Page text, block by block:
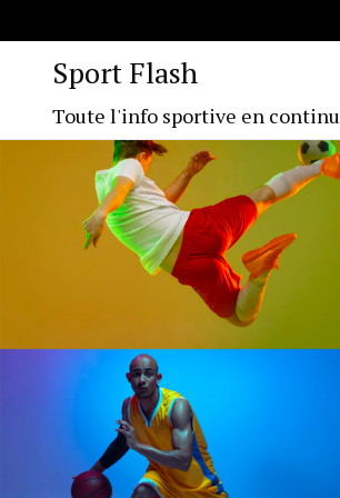
Sport Flash
Toute l'info sportive en continu